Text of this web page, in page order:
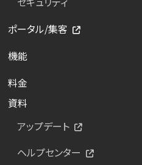
ポータル/集客
機能
料金
資料
アップデート
ヘルプセンター